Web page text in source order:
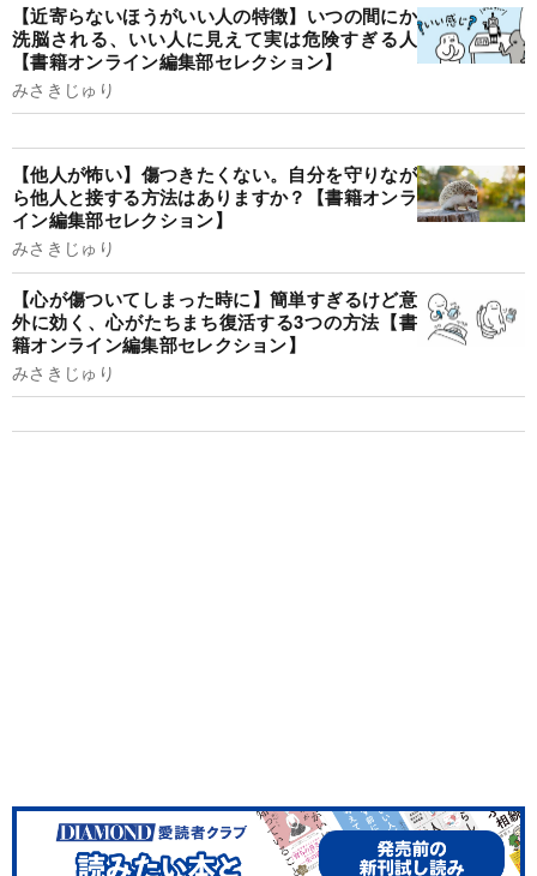
【近寄らないほうがいい人の特徴】いつの間にか
洗脳される、いい人に見えて実は危険すぎる人
【書籍オンライン編集部セレクション】
みさきじゅり
【他人が怖い】傷つきたくない。自分を守りなが
ら他人と接する方法はありますか？【書籍オンラ
イン編集部セレクション】
みさきじゅり
【心が傷ついてしまった時に】簡単すぎるけど意
外に効く、心がたちまち復活する3つの方法【書
籍オンライン編集部セレクション】
みさきじゅり